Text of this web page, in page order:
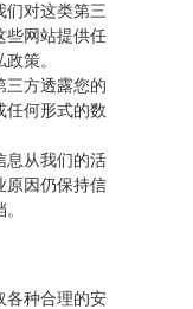
们对这类第三
些网站提供任
策。
三方透露您的
任何形式的数
息从我们的活
原因仍保持信
各种合理的安